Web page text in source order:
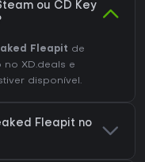
ou CD Key
Fleapit de
XD.deals e
disponível.
Fleapit no